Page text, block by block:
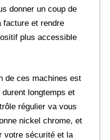
donner un coup de
facture et rendre
plus accessible
de ces machines est
durent longtemps et
régulier va vous
nickel chrome, et
votre sécurité et la